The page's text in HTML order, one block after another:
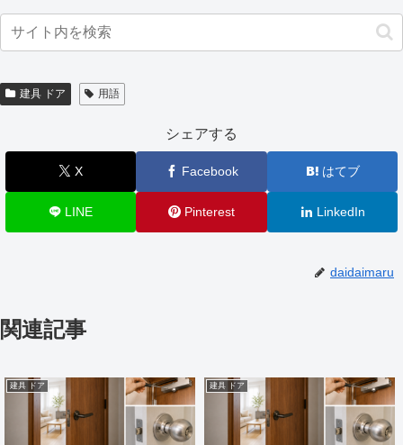
建具 ドア 用語
シェアする
X Facebook はてブ
LINE Pinterest LinkedIn
daidaimaru
関連記事
建具 ドア 建具 ドア